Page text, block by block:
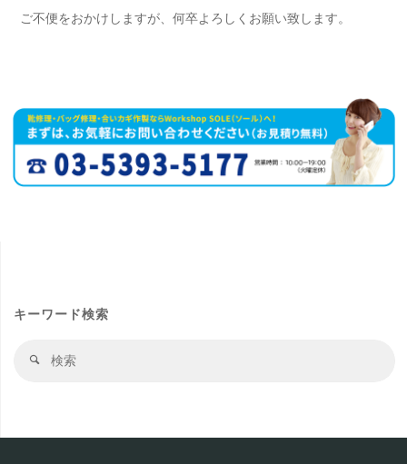
ご不便をおかけしますが、何卒よろしくお願い致します。
キーワード検索
検